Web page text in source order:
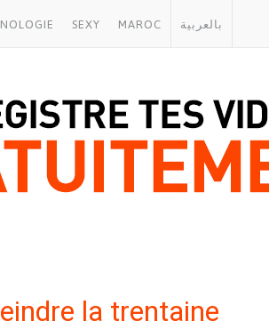
SEXY MAROC بالعربية
la trentaine